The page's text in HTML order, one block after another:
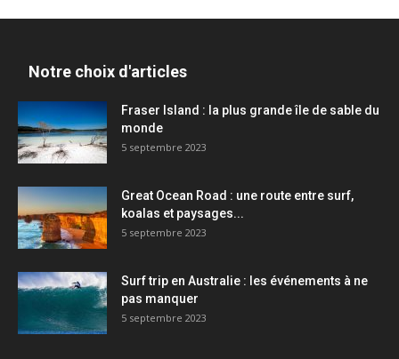
Notre choix d'articles
Fraser Island : la plus grande île de sable du
monde
5 septembre 2023
Great Ocean Road : une route entre surf,
koalas et paysages...
5 septembre 2023
Surf trip en Australie : les événements à ne
pas manquer
5 septembre 2023